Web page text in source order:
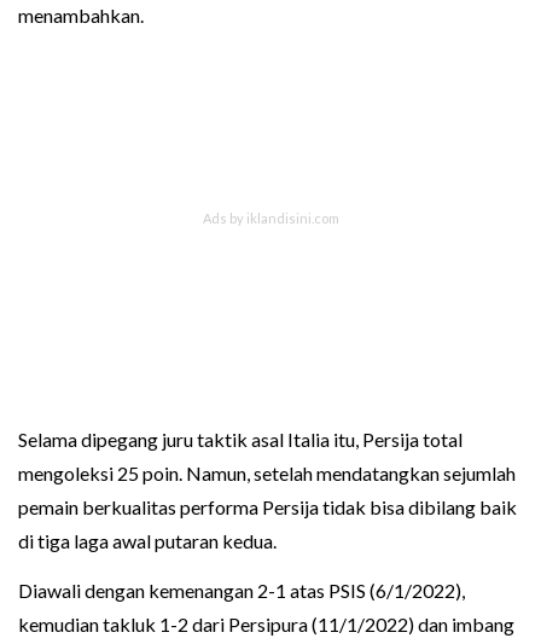
menambahkan.
Selama dipegang juru taktik asal Italia itu, Persija total
mengoleksi 25 poin. Namun, setelah mendatangkan sejumlah
pemain berkualitas performa Persija tidak bisa dibilang baik
di tiga laga awal putaran kedua.
Diawali dengan kemenangan 2-1 atas PSIS (6/1/2022),
kemudian takluk 1-2 dari Persipura (11/1/2022) dan imbang